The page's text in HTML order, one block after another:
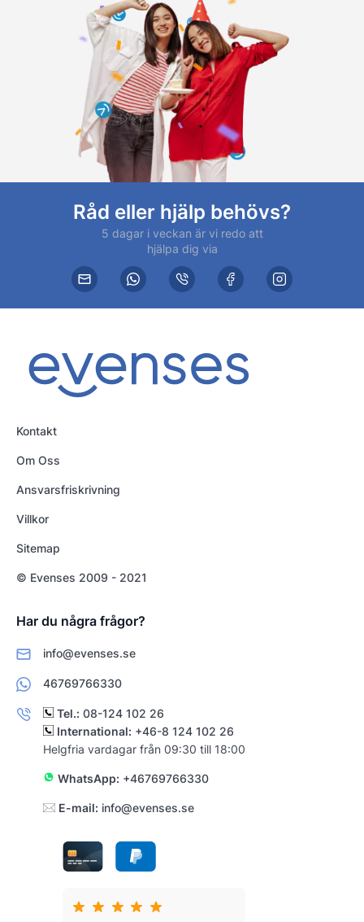
Råd eller hjälp behövs?
5 dagar i veckan är vi redo att
hjälpa dig via
Kontakt
Om Oss
Ansvarsfriskrivning
Villkor
Sitemap
© Evenses 2009 - 2021
Har du några frågor?
info@evenses.se
46769766330
Tel.: 08-124 102 26
International: +46-8 124 102 26
Helgfria vardagar från 09:30 till 18:00
WhatsApp: +46769766330
E-mail: info@evenses.se